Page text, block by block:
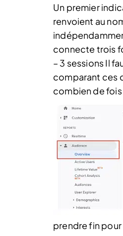
Un premier
renvoient au
connecte trois
– 3 sessions Il
comparant ces
combien de
prendre fin